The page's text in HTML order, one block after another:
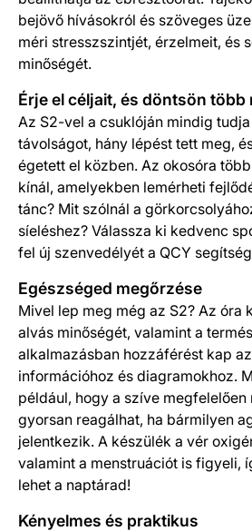
bejövő hívásokról és szöveges
méri stresszszintjét, érzelmeit, és
minőségét.
Érje el céljait, és döntsön
Az S2-vel a csuklóján mindig
távolságot, hány lépést tett meg,
égetett el közben. Az okosóra
kínál, amelyekben lemérheti
tánc? Mit szólnál a
síeléshez? Válassza ki kedvenc
fel új szenvedélyét a QCY
Egészséged megőrzése
Mivel lep meg még az S2? Az óra
alvás minőségét, valamint a
alkalmazásban hozzáférést kap
információhoz és diagramokhoz.
például, hogy a szíve megfelelően
gyorsan reagálhat, ha bármilyen
jelentkezik. A készülék a vér
valamint a menstruációt is figyeli,
lehet a naptárad!
Kényelmes és praktikus